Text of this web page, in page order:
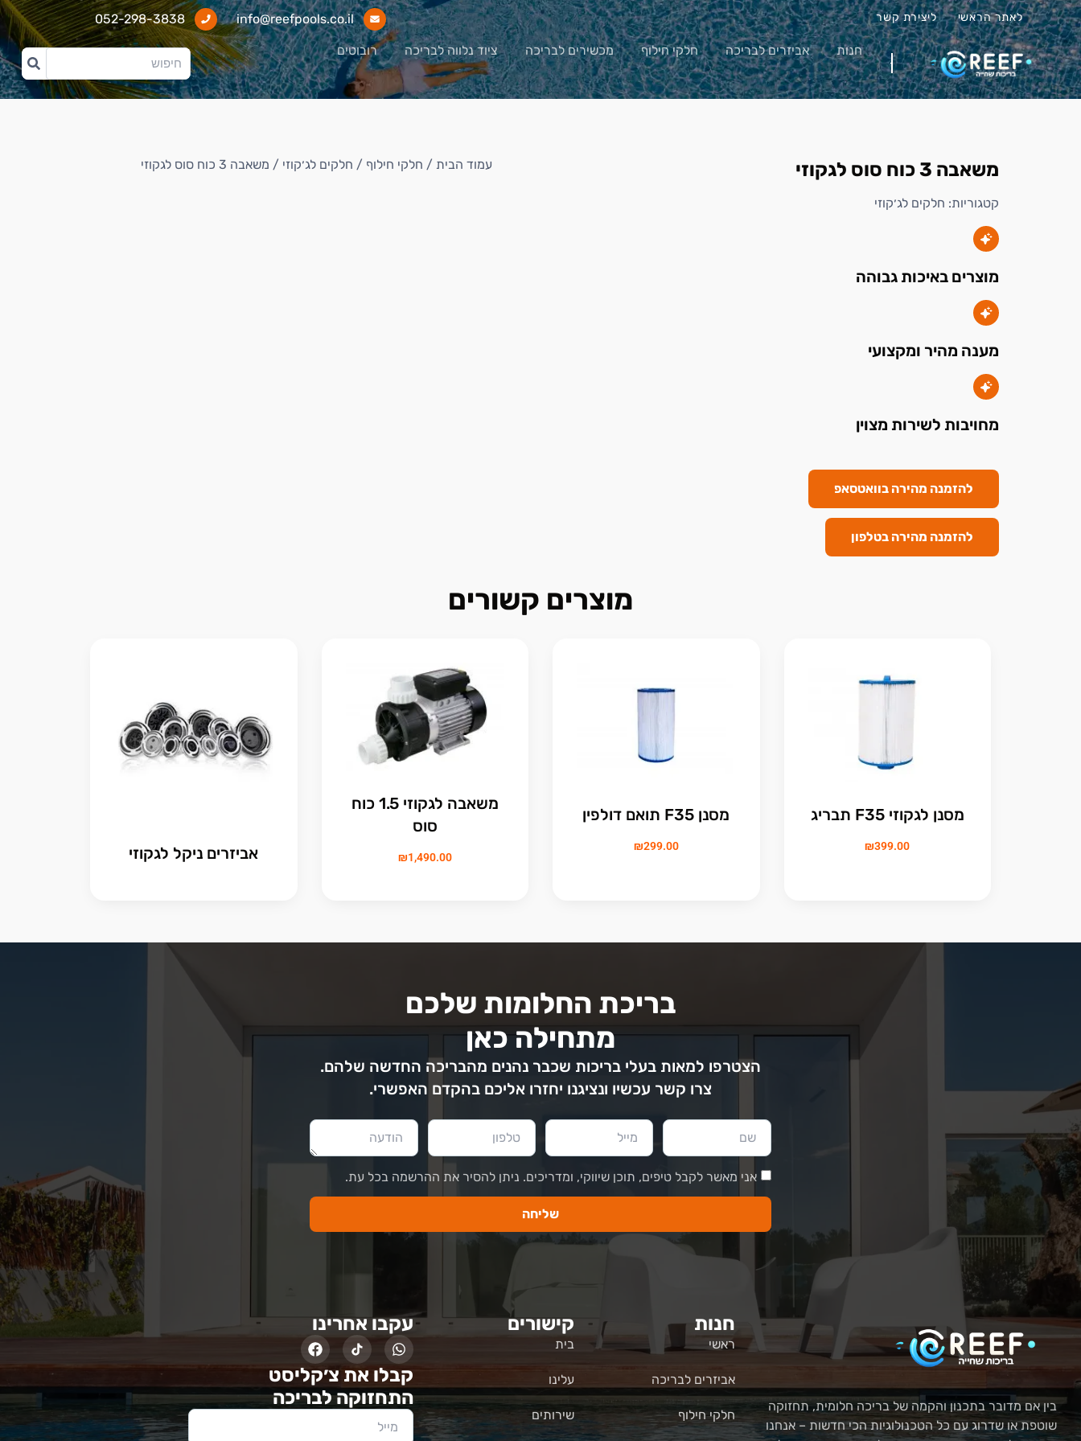
לאתר הראשי ליצירת קשר info@reefpools.co.il
052-298-3838
חנות אביזרים לבריכה חלקי חילוף מכשירים לבריכה ציוד נלווה לבריכה רובוטים
משאבה 3 כוח סוס לגקוזי
קטגוריות: חלקים לג׳קוזי
מוצרים באיכות גבוהה
מענה מהיר ומקצועי
מחויבות לשירות מצוין
להזמנה מהירה בוואטסאפ
להזמנה מהירה בטלפון
עמוד הבית / חלקי חילוף / חלקים לג׳קוזי / משאבה 3 כוח סוס לגקוזי
מוצרים קשורים
מסנן לגקוזי F35 תבריג
₪399.00
מסנן F35 תואם דולפין
₪299.00
משאבה לגקוזי 1.5 כוח
סוס
₪1,490.00 אביזרים ניקל לגקוזי
בריכת החלומות שלכם
מתחילה כאן
הצטרפו למאות בעלי בריכות שכבר נהנים מהבריכה החדשה שלהם.
צרו קשר עכשיו ונציגנו יחזרו אליכם בהקדם האפשרי.
אני מאשר לקבל טיפים, תוכן שיווקי, ומדריכים. ניתן להסיר את ההרשמה בכל עת.
שליחה
בין אם מדובר בתכנון והקמה של בריכה חלומית, תחזוקה
שוטפת או שדרוג עם כל הטכנולוגיות הכי חדשות – אנחנו
חנות
ראשי
אביזרים לבריכה
חלקי חילוף
קישורים
בית
עלינו
שירותים
עקבו אחרינו
קבלו את צ׳קליסט
התחזוקה לבריכה